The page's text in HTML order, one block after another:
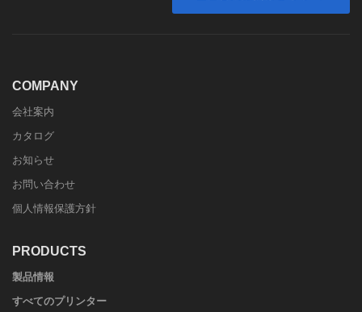
COMPANY
会社案内
カタログ
お知らせ
お問い合わせ
個人情報保護方針
PRODUCTS
製品情報
すべてのプリンター